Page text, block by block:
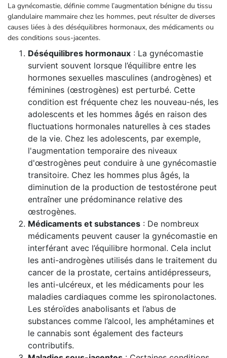
La gynécomastie, définie comme l’augmentation bénigne du tissu
glandulaire mammaire chez les hommes, peut résulter de diverses
causes liées à des déséquilibres hormonaux, des médicaments ou
des conditions sous-jacentes.
Déséquilibres hormonaux : La gynécomastie
survient souvent lorsque l’équilibre entre les
hormones sexuelles masculines (androgènes) et
féminines (œstrogènes) est perturbé. Cette
condition est fréquente chez les nouveau-nés, les
adolescents et les hommes âgés en raison des
fluctuations hormonales naturelles à ces stades
de la vie. Chez les adolescents, par exemple,
l'augmentation temporaire des niveaux
d'œstrogènes peut conduire à une gynécomastie
transitoire. Chez les hommes plus âgés, la
diminution de la production de testostérone peut
entraîner une prédominance relative des
œstrogènes.
Médicaments et substances : De nombreux
médicaments peuvent causer la gynécomastie en
interférant avec l’équilibre hormonal. Cela inclut
les anti-androgènes utilisés dans le traitement du
cancer de la prostate, certains antidépresseurs,
les anti-ulcéreux, et les médicaments pour les
maladies cardiaques comme les spironolactones.
Les stéroïdes anabolisants et l’abus de
substances comme l’alcool, les amphétamines et
le cannabis sont également des facteurs
contributifs.